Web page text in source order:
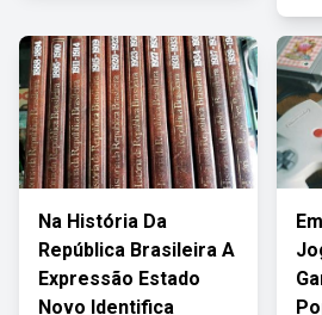
Na História Da
República Brasileira A
Expressão Estado
Novo Identifica